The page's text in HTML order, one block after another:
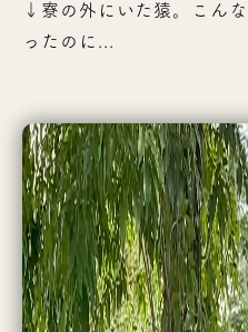
↓寮の外にいた猿。こん
ったのに...